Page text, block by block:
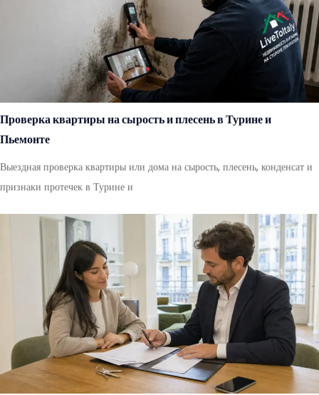
Проверка квартиры на сырость и плесень в Турине и
Пьемонте
Выездная проверка квартиры или дома на сырость, плесень, конденсат и
признаки протечек в Турине и